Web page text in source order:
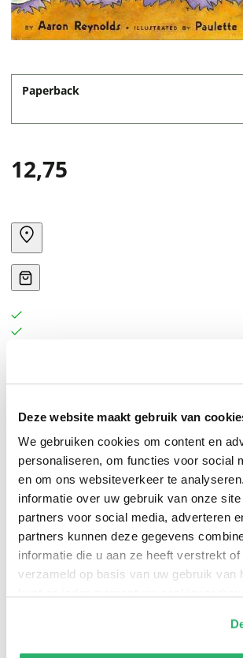
Deze website maakt gebruik van
We gebruiken cookies om content en
personaliseren, om functies voor social
en om ons websiteverkeer te
informatie over uw gebruik van onze
partners voor social media, adverteren
partners kunnen deze gegevens
informatie die u aan ze heeft verstrekt
verzameld op basis van uw gebruik van
Paperback
12,75
0|0